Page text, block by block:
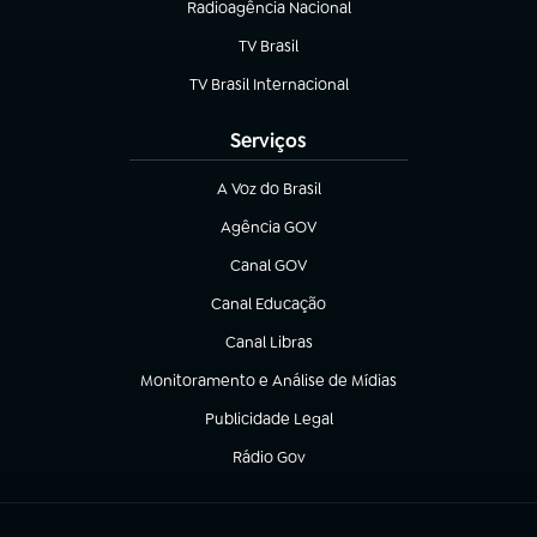
Radioagência Nacional
(abre em nova aba)
TV Brasil
(abre em nova aba)
TV Brasil Internacional
(abre em nova aba)
Serviços
A Voz do Brasil
(abre em nova aba)
Agência GOV
(abre em nova aba)
Canal GOV
(abre em nova aba)
Canal Educação
(abre em nova aba)
Canal Libras
(abre em nova aba)
Monitoramento e Análise de Mídias
(abre em nova aba)
Publicidade Legal
(abre em nova aba)
Rádio Gov
(abre em nova aba)